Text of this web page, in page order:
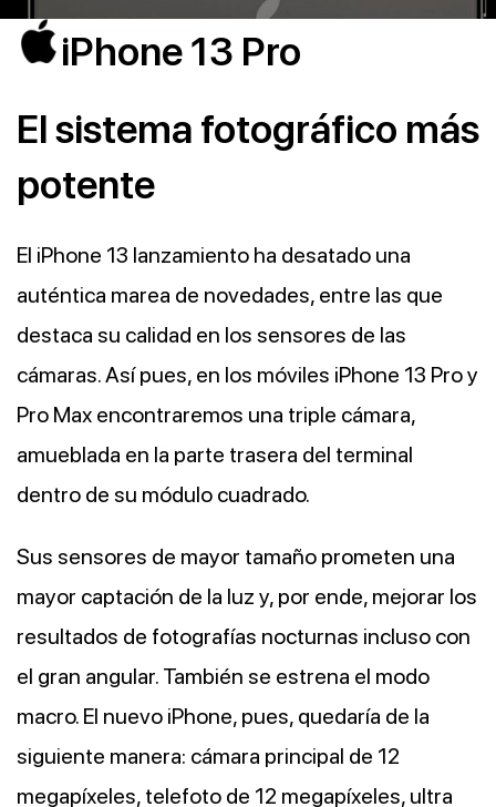
iPhone 13 Pro
El sistema fotográfico más
potente
El iPhone 13 lanzamiento ha desatado una
auténtica marea de novedades, entre las que
destaca su calidad en los sensores de las
cámaras. Así pues, en los móviles iPhone 13 Pro y
Pro Max encontraremos una triple cámara,
amueblada en la parte trasera del terminal
dentro de su módulo cuadrado.
Sus sensores de mayor tamaño prometen una
mayor captación de la luz y, por ende, mejorar los
resultados de fotografías nocturnas incluso con
el gran angular. También se estrena el modo
macro. El nuevo iPhone, pues, quedaría de la
siguiente manera: cámara principal de 12
megapíxeles, telefoto de 12 megapíxeles, ultra